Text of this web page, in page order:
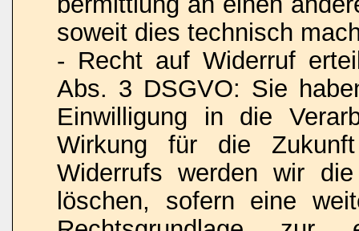
soweit dies technisch
- Recht auf Widerruf
Abs. 3 DSGVO: Sie
Einwilligung in die
Wirkung für die
Widerrufs werden wir
löschen, sofern eine